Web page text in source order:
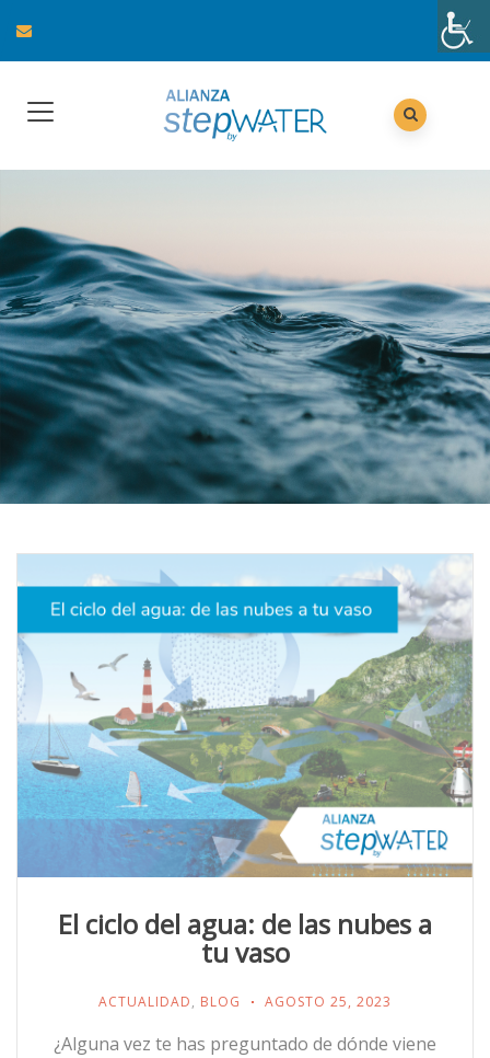
El ciclo del agua: de las nubes a
tu vaso
ACTUALIDAD, BLOG AGOSTO 25, 2023
¿Alguna vez te has preguntado de dónde viene